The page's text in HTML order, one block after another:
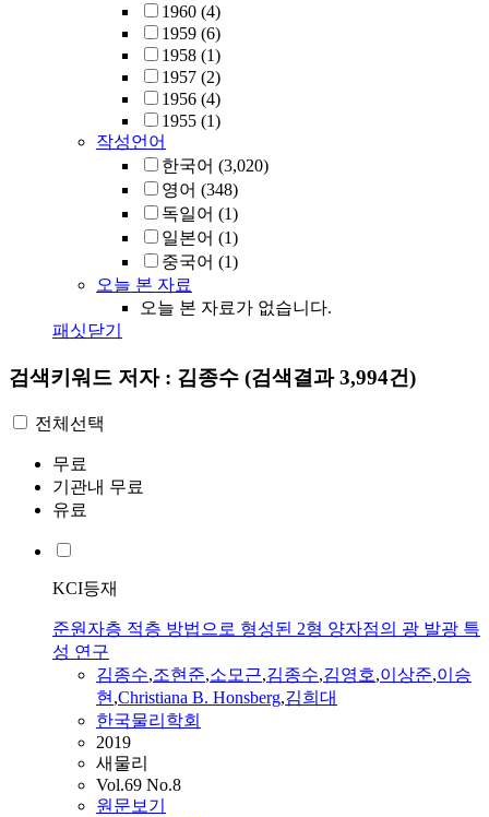
1960 (4)
1959 (6)
1958 (1)
1957 (2)
1956 (4)
1955 (1)
작성언어
한국어 (3,020)
영어 (348)
독일어 (1)
일본어 (1)
중국어 (1)
오늘 본 자료
오늘 본 자료가 없습니다.
패싯닫기
검색키워드 저자 : 김종수 (검색결과 3,994건)
전체선택
무료
기관내 무료
유료
KCI등재
준원자층 적층 방법으로 형성된 2형 양자점의 광 발광 특
성 연구
김종수,조현준,소모근,김종수,김영호,이상준,이승
현,Christiana B. Honsberg,김희대
한국물리학회
2019
새물리
Vol.69 No.8
원문보기